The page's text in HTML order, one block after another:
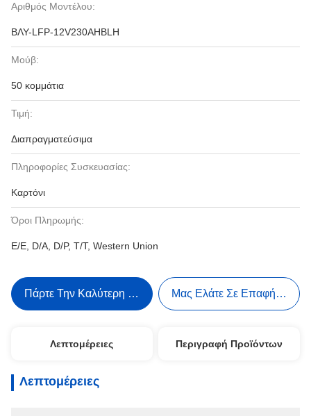
Αριθμός Μοντέλου:
ΒΛΥ-LFP-12V230AHBLH
Μούβ:
50 κομμάτια
Τιμή:
Διαπραγματεύσιμα
Πληροφορίες Συσκευασίας:
Καρτόνι
Όροι Πληρωμής:
Ε/Ε, D/A, D/P, T/T, Western Union
Πάρτε Την Καλύτερη Τιμή Μας Ελάτε Σε Επαφή Με
Λεπτομέρειες Περιγραφή Προϊόντων
Λεπτομέρειες